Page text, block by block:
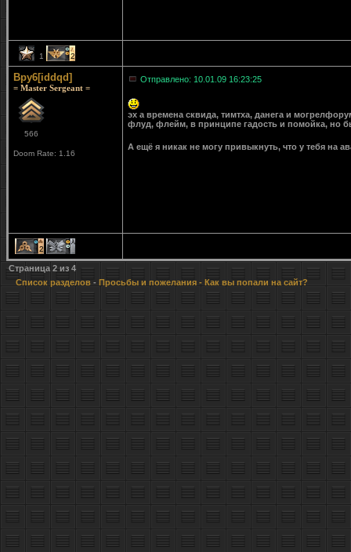
1 2
Bpy6[iddqd]
= Master Sergeant =
566
Doom Rate: 1.16
Отправлено: 10.01.09 16:23:25
эх а времена сквида, тимтха, данега и
флуд, флейм, в принципе гадость и помойка, но
А ещё я никак не могу привыкнуть, что у тебя на
2 1
Страница 2из 4
Список разделов - Просьбы и пожелания - Как вы попали на сайт?